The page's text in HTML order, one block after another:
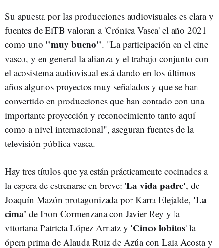
Su apuesta por las producciones audiovisuales es clara y
fuentes de EiTB valoran a 'Crónica Vasca' el año 2021
como uno "muy bueno". "La participación en el cine
vasco, y en general la alianza y el trabajo conjunto con
el acosistema audiovisual está dando en los últimos
años algunos proyectos muy señalados y que se han
convertido en producciones que han contado con una
importante proyección y reconocimiento tanto aquí
como a nivel internacional", aseguran fuentes de la
televisión pública vasca.
Hay tres títulos que ya están prácticamente cocinados a
la espera de estrenarse en breve: 'La vida padre', de
Joaquín Mazón protagonizada por Karra Elejalde, 'La
cima' de Ibon Cormenzana con Javier Rey y la
vitoriana Patricia López Arnaiz y 'Cinco lobitos' la
ópera prima de Alauda Ruiz de Azúa con Laia Acosta y